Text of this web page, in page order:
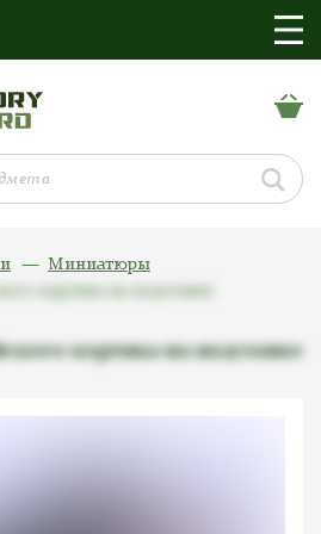
Миниатюры
кортика на подставке